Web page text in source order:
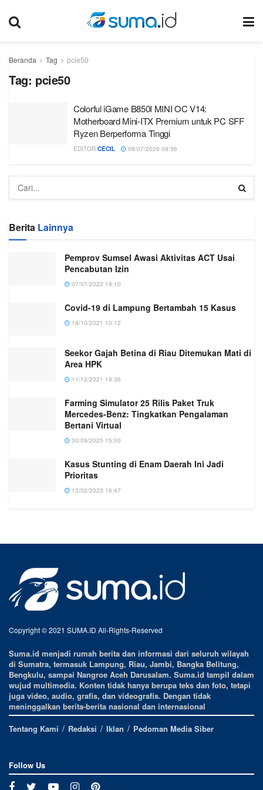
Beranda Tag pcie50
Tag: pcie50
Colorful iGame B850I MINI OC V14:
Motherboard Mini-ITX Premium untuk PC SFF
Ryzen Berperforma Tinggi
EDITOR CECIL 08/07/2026 09:56
Berita Lainnya
Pemprov Sumsel Awasi Aktivitas ACT Usai
Pencabutan Izin
07/07/2022 19:10
Covid-19 di Lampung Bertambah 15 Kasus
18/10/2021 10:12
Seekor Gajah Betina di Riau Ditemukan Mati di
Area HPK
11/12/2021 19:36
Farming Simulator 25 Rilis Paket Truk
Mercedes-Benz: Tingkatkan Pengalaman
Bertani Virtual
30/09/2025 15:00
Kasus Stunting di Enam Daerah Ini Jadi
Prioritas
13/02/2023 16:47
Copyright © 2021 SUMA.ID All-Rights-Reserved
Suma.id menjadi rumah berita dan informasi dari seluruh wilayah
di Sumatra, termasuk Lampung, Riau, Jambi, Bangka Belitung,
Bengkulu, sampai Nangroe Aceh Darusalam. Suma.id tampil dalam
wujud multimedia. Konten tidak hanya berupa teks dan foto, tetapi
juga video, audio, grafis, dan videografis. Dengan tidak
meninggalkan berita-berita nasional dan internasional
Tentang Kami
Redaksi Iklan Pedoman Media Siber
Follow Us